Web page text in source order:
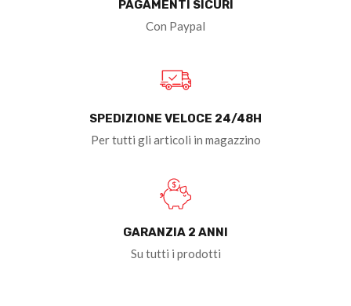
PAGAMENTI SICURI
Con Paypal
SPEDIZIONE VELOCE 24/48H
Per tutti gli articoli in magazzino
GARANZIA 2 ANNI
Su tutti i prodotti